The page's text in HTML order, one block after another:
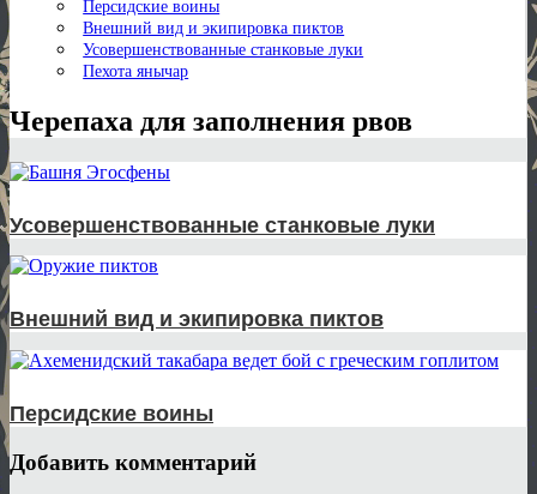
Персидские воины
Внешний вид и экипировка пиктов
Усовершенствованные станковые луки
Пехота янычар
Черепаха для заполнения рвов
Усовершенствованные станковые луки
Внешний вид и экипировка пиктов
Персидские воины
Добавить комментарий